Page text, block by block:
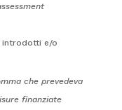
introdotti e/o
che prevedeva
finanziate